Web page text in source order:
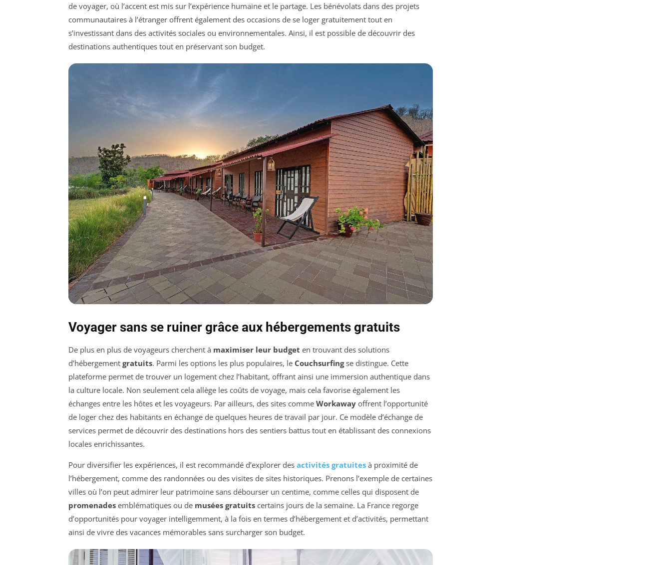
de voyager, où l’accent est mis sur l’expérience humaine et le partage. Les bénévolats dans des projets
communautaires à l’étranger offrent également des occasions de se loger gratuitement tout en
s’investissant dans des activités sociales ou environnementales. Ainsi, il est possible de découvrir des
destinations authentiques tout en préservant son budget.
Voyager sans se ruiner grâce aux hébergements gratuits
De plus en plus de voyageurs cherchent à maximiser leur budget en trouvant des solutions
d’hébergement gratuits. Parmi les options les plus populaires, le Couchsurfingse distingue. Cette
plateforme permet de trouver un logement chez l’habitant, offrant ainsi une immersion authentique dans
la culture locale. Non seulement cela allège les coûts de voyage, mais cela favorise également les
échanges entre les hôtes et les voyageurs. Par ailleurs, des sites comme Workaway offrent l’opportunité
de loger chez des habitants en échange de quelques heures de travail par jour. Ce modèle d’échange de
services permet de découvrir des destinations hors des sentiers battus tout en établissant des connexions
locales enrichissantes.
Pour diversifier les expériences, il est recommandé d’explorer des activités gratuites à proximité de
l’hébergement, comme des randonnées ou des visites de sites historiques. Prenons l’exemple de certaines
villes où l’on peut admirer leur patrimoine sans débourser un centime, comme celles qui disposent de
promenades emblématiques ou de musées gratuits certains jours de la semaine. La France regorge
d’opportunités pour voyager intelligemment, à la fois en termes d’hébergement et d’activités, permettant
ainsi de vivre des vacances mémorables sans surcharger son budget.